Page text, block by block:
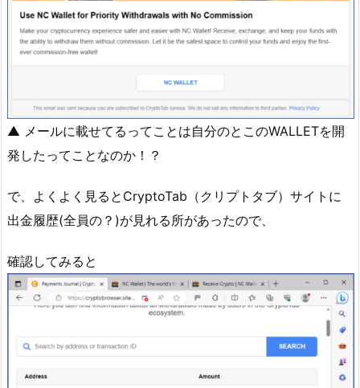
▲ メールに載せてるってことは自分のとこのWALLETを開
発したってことなのか！？
で、よくよく見るとCryptoTab（クリプトタブ）サイトに
出金履歴(全員の？)が見れる所があったので、
確認してみると